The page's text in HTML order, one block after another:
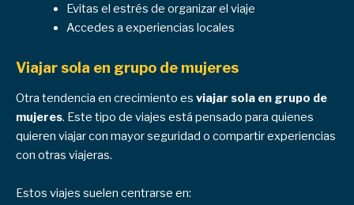
Evitas el estrés de organizar el viaje
Accedes a experiencias locales
Viajar sola en grupo de mujeres
Otra tendencia en crecimiento es viajar sola en grupo de
mujeres. Este tipo de viajes está pensado para quienes
quieren viajar con mayor seguridad o compartir experiencias
con otras viajeras.
Estos viajes suelen centrarse en: